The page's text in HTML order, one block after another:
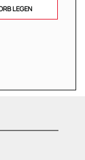
LEGEN